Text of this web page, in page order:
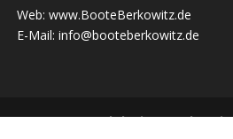
Web: www.BooteBerkowitz.de
E-Mail: info@booteberkowitz.de
Umsetzung:Webdesign Warkentin